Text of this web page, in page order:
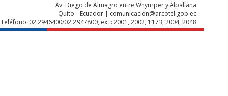
Av. Diego de Almagro entre Whymper y Alpallana
Quito - Ecuador | comunicacion@arcotel.gob.ec
Teléfono: 02 2946400/02 2947800, ext.: 2001, 2002, 1173, 2004, 2048